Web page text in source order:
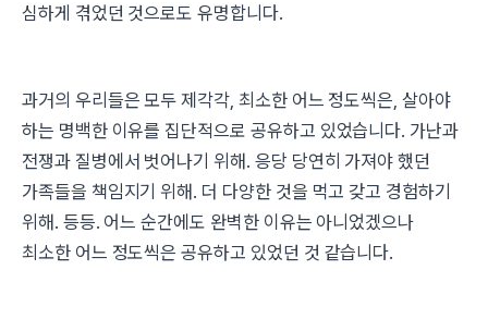
심하게 겪었던 것으로도 유명합니다.
과거의 우리들은 모두 제각각, 최소한 어느 정도씩은, 살아야
하는 명백한 이유를 집단적으로 공유하고 있었습니다. 가난과
전쟁과 질병에서 벗어나기 위해. 응당 당연히 가져야 했던
가족들을 책임지기 위해. 더 다양한 것을 먹고 갖고 경험하기
위해. 등등. 어느 순간에도 완벽한 이유는 아니었겠으나
최소한 어느 정도씩은 공유하고 있었던 것 같습니다.